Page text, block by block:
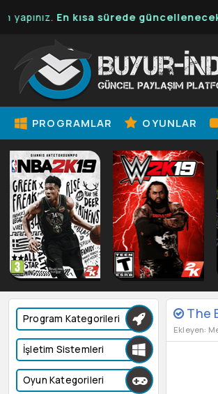
kısa sürede güncellenecektir.
PROGRAMLAR OYUNLAR
Program Kategorileri
İşletim Sistemleri
Oyun Kategorileri
The
Ekleyen: